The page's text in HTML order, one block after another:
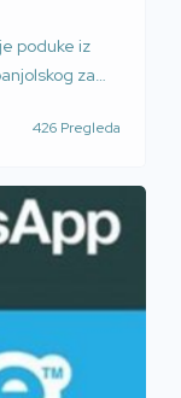
poduke iz
za
G. Deželića.
426 Pregleda